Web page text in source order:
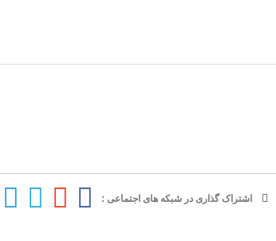
اشتراک گذاری در شبکه های اجتماعی :